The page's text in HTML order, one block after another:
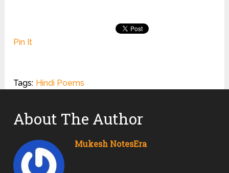
Pin It
Tags: Hindi Poems
About The Author
Mukesh NotesEra